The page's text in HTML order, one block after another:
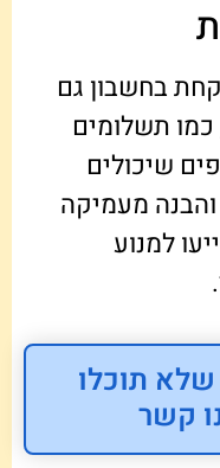
בחשבון גם
כמו תשלומים
שיכולים
מעמיקה
למנוע
תוכלו
קשר